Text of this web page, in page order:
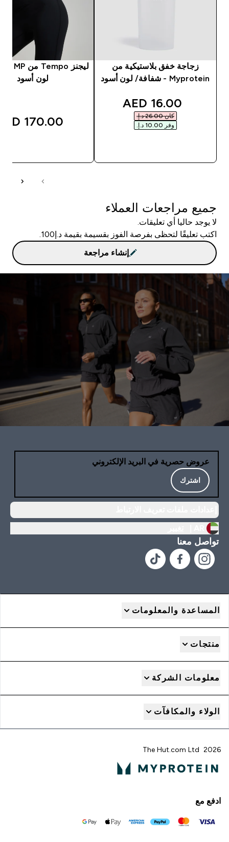
زجاجة خفق بلاستيكية من
Myprotein - شفافة/ لون أسود
discounted price
16.00 AED‎
كان ‏26.00 د.إ.‏‎
وفر ‏10.00 د.إ.‏‎
لون أسود
170.00 AED‎
جميع مراجعات العملاء
لا يوجد حاليا أي تعليقات.
اكتب تعليقًا لتحظى بفرصة الفوز بقسيمة بقيمة د.إ100.
إنشاء مراجعة
عروض حصرية في البريد الإلكتروني
اشترك
تواصل معنا
المساعدة والمعلومات
منتجات
معلومات الشركة
الولاء والمكافآت
2026 The Hut.com Ltd
ادفع مع